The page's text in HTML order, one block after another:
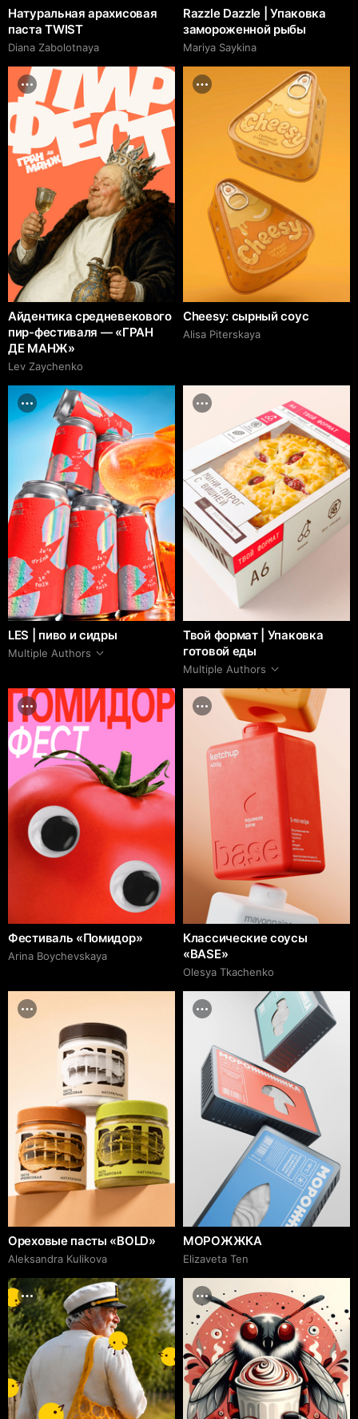
Натуральная арахисовая
паста TWIST
Diana Zabolotnaya
Razzle Dazzle | Упаковка
замороженной рыбы
Mariya Saykina
Айдентика средневекового
пир-фестиваля — «ГРАН
ДЕ МАНЖ»
Lev Zaychenko
Cheesy: сырный соус
Alisa Piterskaya
LES | пиво и сидры
Multiple Authors
Твой формат | Упаковка
готовой еды
Multiple Authors
Фестиваль «Помидор»
Arina Boychevskaya
Классические соусы
«BASE»
Olesya Tkachenko
Ореховые пасты «BOLD»
Aleksandra Kulikova
МОРОЖЖКА
Elizaveta Ten